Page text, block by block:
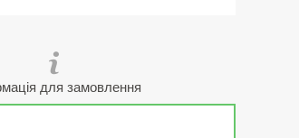
для замовлення